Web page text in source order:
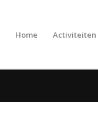
Home Activiteiten